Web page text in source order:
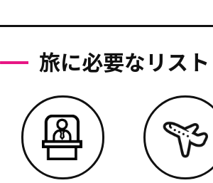
旅に必要なリスト